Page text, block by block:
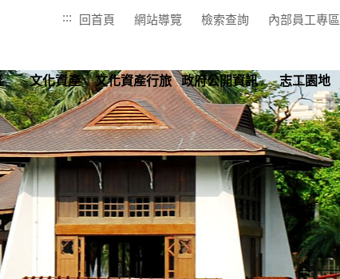
::: 回首頁 網站導覽 檢索查詢 內部員工專區
文化資產 文化資產行旅 政府公開資訊 志工園地